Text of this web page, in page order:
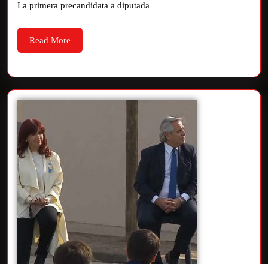
La primera precandidata a diputada
Read More